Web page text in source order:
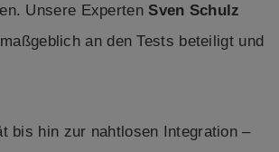
Unsere ExpertenSven Schulz
an den Tests beteiligt und
bis hin zur nahtlosen Integration –